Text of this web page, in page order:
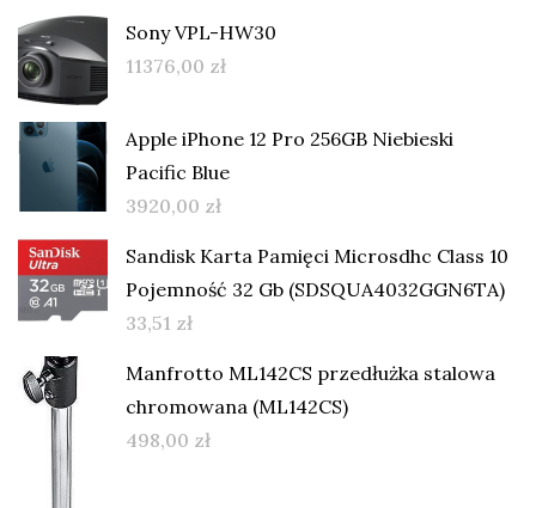
Sony VPL-HW30
11376,00 zł
Apple iPhone 12 Pro 256GB Niebieski
Pacific Blue
3920,00 zł
Sandisk Karta Pamięci Microsdhc Class 10
Pojemność 32 Gb (SDSQUA4032GGN6TA)
33,51 zł
Manfrotto ML142CS przedłużka stalowa
chromowana (ML142CS)
498,00 zł